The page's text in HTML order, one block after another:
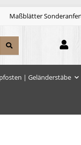
Maßblätter
| Geländerstäbe